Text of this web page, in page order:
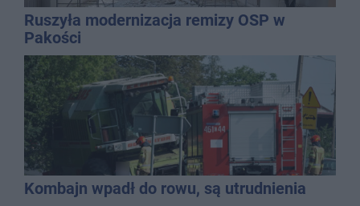
Ruszyła modernizacja remizy OSP w
Pakości
Kombajn wpadł do rowu, są utrudnienia